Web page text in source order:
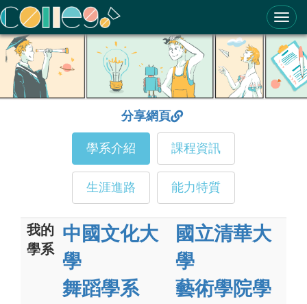
ColleGo! 大學選才與高中育才輔助系統
分享網頁
學系介紹 課程資訊
生涯進路 能力特質
我的
學系
中國文化大
學
舞蹈學系
國立清華大
學
藝術學院學